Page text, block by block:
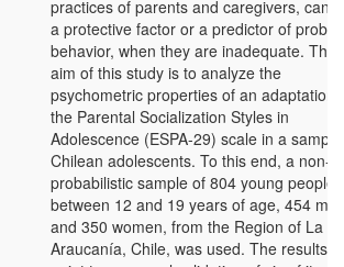
practices of parents and caregivers, can
a protective factor or a predictor of
behavior, when they are inadequate. The
aim of this study is to analyze the
psychometric properties of an adaptation
the Parental Socialization Styles in
Adolescence (ESPA-29) scale in a
Chilean adolescents. To this end, a non-
probabilistic sample of 804 young people
between 12 and 19 years of age, 454
and 350 women, from the Region of La
Araucanía, Chile, was used. The results